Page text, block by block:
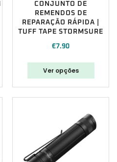
CONJUNTO DE
REMENDOS DE
REPARAÇÃO RÁPIDA |
TUFF TAPE STORMSURE
€7.90
Ver opções